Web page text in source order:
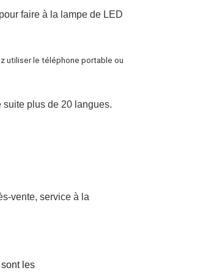
faire à la lampe de LED
utiliser le téléphone portable ou
plus de 20 langues.
vente, service à la
les